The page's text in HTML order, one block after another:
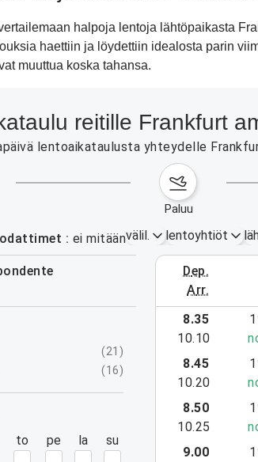
halpoja lentoja lähtöpaikasta
haettiin ja löydettiin idealosta parin
muuttua koska tahansa.
reitille Frankfurt
lentoaikataulusta yhteydelle
paluu
ei mitäänvälil. lentoyhtiöt
dep.
arr.
3.–9. elokuuta
(21 )
(16)
to pe la su
8.35
10.10
8.45
10.20
8.50
10.25
9.00